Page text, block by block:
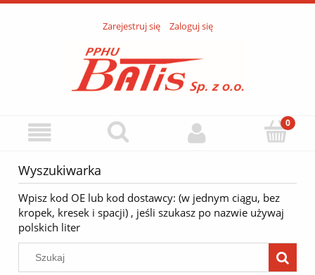
Zarejestruj się Zaloguj się
Wyszukiwarka
Wpisz kod OE lub kod dostawcy: (w jednym ciągu, bez
kropek, kresek i spacji) , jeśli szukasz po nazwie używaj
polskich liter